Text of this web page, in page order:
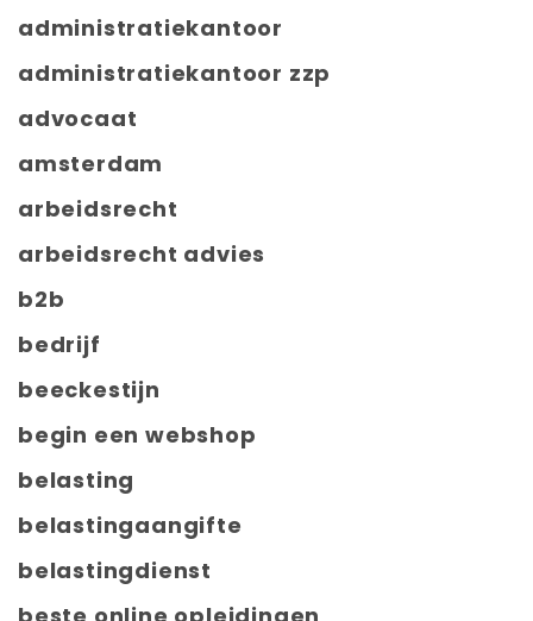
administratiekantoor
administratiekantoor zzp
advocaat
amsterdam
arbeidsrecht
arbeidsrecht advies
b2b
bedrijf
beeckestijn
begin een webshop
belasting
belastingaangifte
belastingdienst